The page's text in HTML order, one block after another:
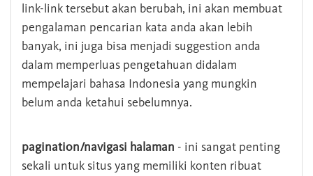
link-link tersebut akan berubah, ini akan membuat
pengalaman pencarian kata anda akan lebih
banyak, ini juga bisa menjadi suggestion anda
dalam memperluas pengetahuan didalam
mempelajari bahasa Indonesia yang mungkin
belum anda ketahui sebelumnya.
pagination/navigasi halaman - ini sangat penting
sekali untuk situs yang memiliki konten ribuat